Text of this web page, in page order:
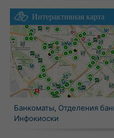
Интерактивная карта
Банкоматы, Отделения
Инфокиоски